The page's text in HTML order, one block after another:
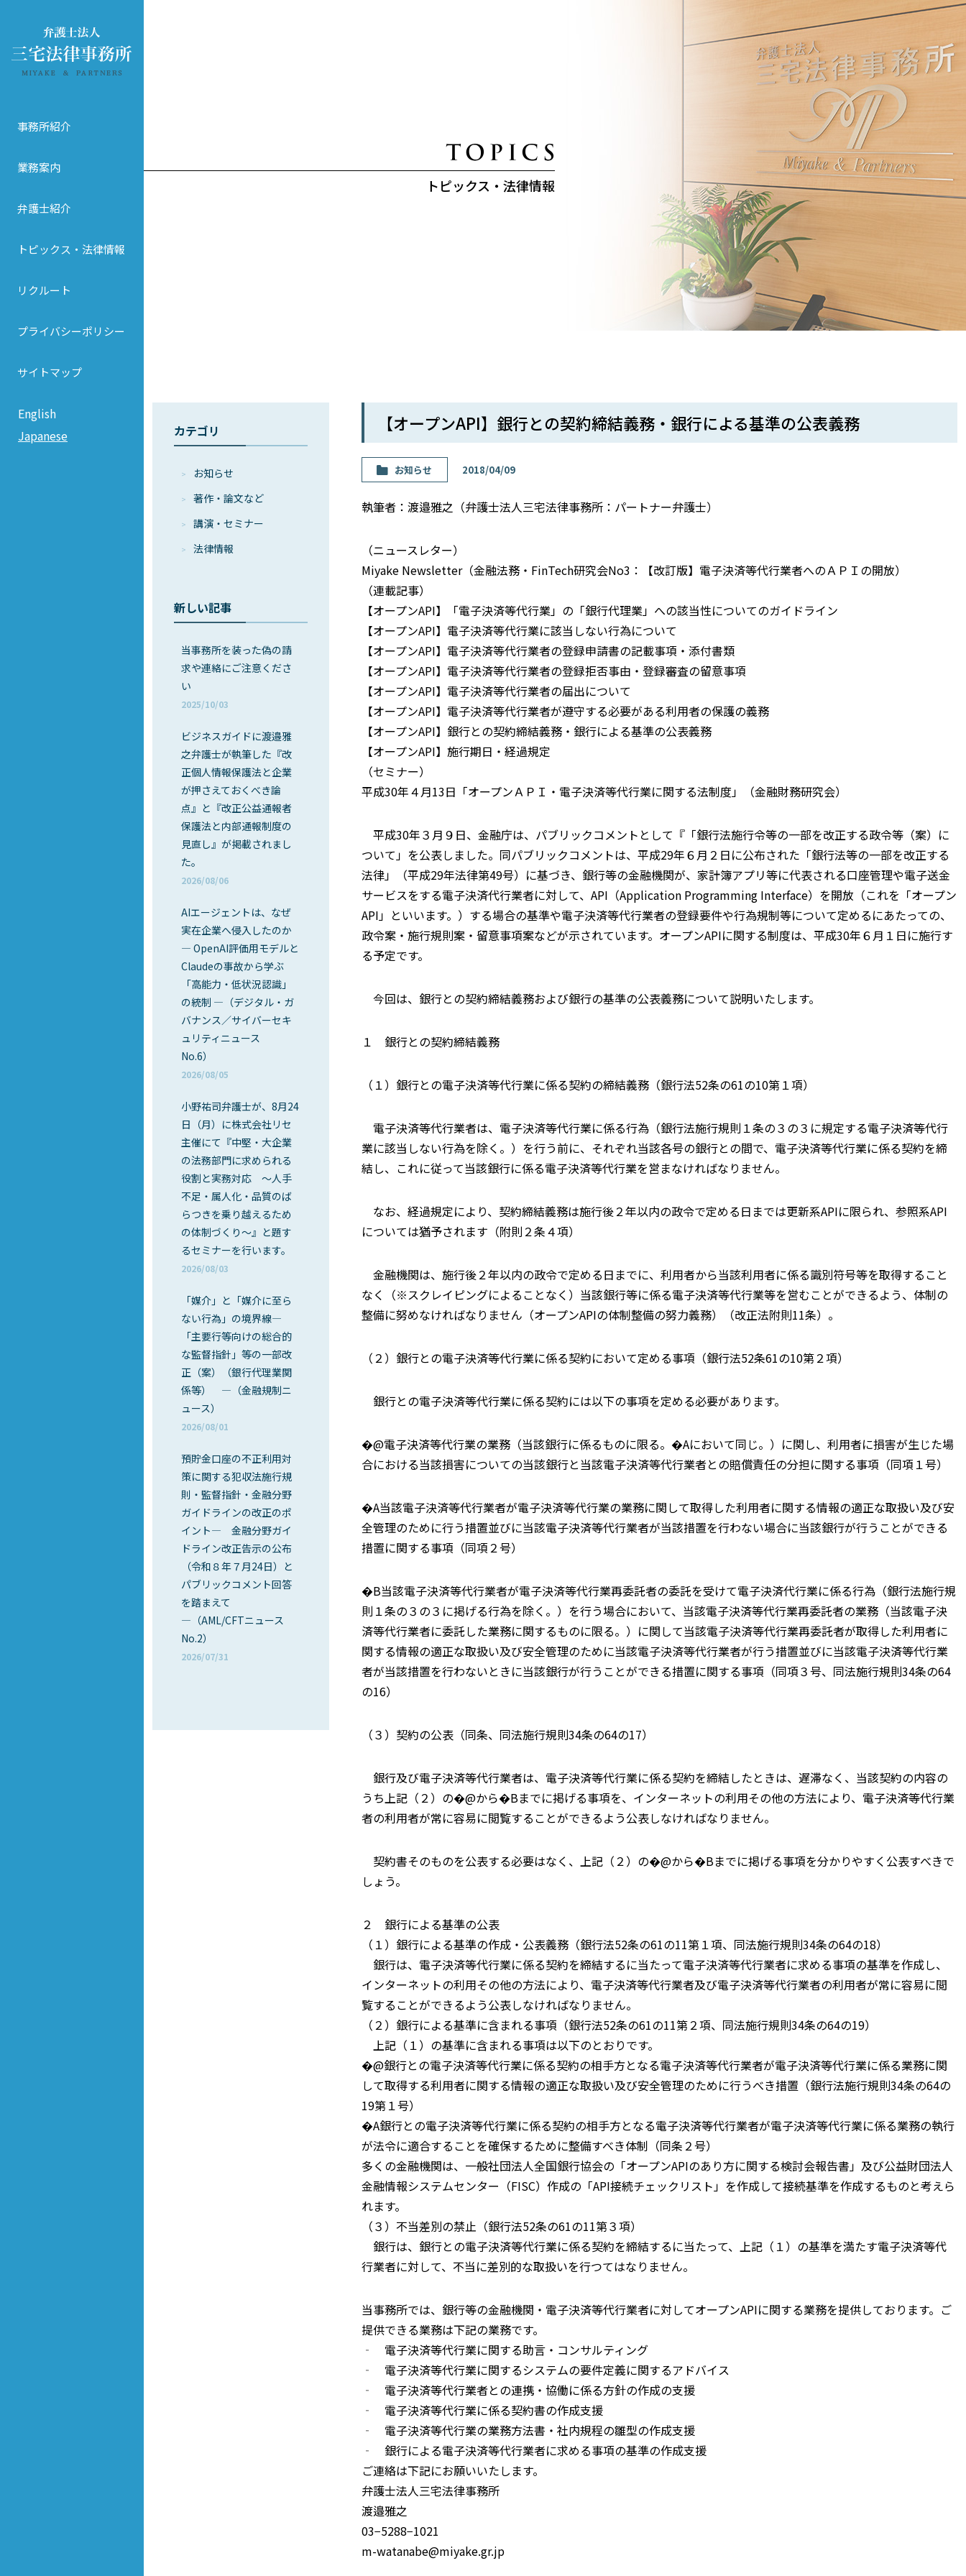
事務所紹介
業務案内
弁護士紹介
トピックス・法律情報
リクルート
プライバシーポリシー
サイトマップ
English
Japanese
トピックス・法律情報
カテゴリ
お知らせ
著作・論⽂など
講演・セミナー
法律情報
新しい記事
当事務所を装った偽の請
求や連絡にご注意くださ
い
2025/10/03
ビジネスガイドに渡邉雅
之弁護士が執筆した『改
正個人情報保護法と企業
が押さえておくべき論
点』と『改正公益通報者
保護法と内部通報制度の
見直し』が掲載されまし
た。
2026/08/06
AIエージェントは、なぜ
実在企業へ侵入したのか
― OpenAI評価用モデルと
Claudeの事故から学ぶ
「高能力・低状況認識」
の統制 ―（デジタル・ガ
バナンス／サイバーセキ
ュリティニュース
No.6）
2026/08/05
小野祐司弁護士が、8月24
日（月）に株式会社リセ
主催にて『中堅・大企業
の法務部門に求められる
役割と実務対応 ～人手
不足・属人化・品質のば
らつきを乗り越えるため
の体制づくり～』と題す
るセミナーを行います。
2026/08/03
「媒介」と「媒介に至ら
ない行為」の境界線―
「主要行等向けの総合的
な監督指針」等の一部改
正（案）（銀行代理業関
係等） ―（金融規制ニ
ュース）
2026/08/01
預貯金口座の不正利用対
策に関する犯収法施行規
則・監督指針・金融分野
ガイドラインの改正のポ
イント― 金融分野ガイ
ドライン改正告示の公布
（令和８年７月24日）と
パブリックコメント回答
を踏まえて
―（AML/CFTニュース
No.2）
2026/07/31
【オープンAPI】銀行との契約締結義務・銀行による基準の公表義務
お知らせ 2018/04/09
執筆者：渡邉雅之（弁護士法人三宅法律事務所：パートナー弁護士）
（ニュースレター）
Miyake Newsletter（金融法務・FinTech研究会No3：【改訂版】電子決済等代行業者へのＡＰＩの開放）
（連載記事）
【オープンAPI】「電子決済等代行業」の「銀行代理業」への該当性についてのガイドライン
【オープンAPI】電子決済等代行業に該当しない行為について
【オープンAPI】電子決済等代行業者の登録申請書の記載事項・添付書類
【オープンAPI】電子決済等代行業者の登録拒否事由・登録審査の留意事項
【オープンAPI】電子決済等代行業者の届出について
【オープンAPI】電子決済等代行業者が遵守する必要がある利用者の保護の義務
【オープンAPI】銀行との契約締結義務・銀行による基準の公表義務
【オープンAPI】施行期日・経過規定
（セミナー）
平成30年４月13日「オープンＡＰＩ・電子決済等代行業に関する法制度」（金融財務研究会）
平成30年３月９日、金融庁は、パブリックコメントとして『「銀行法施行令等の一部を改正する政令等（案）に
ついて」を公表しました。同パブリックコメントは、平成29年６月２日に公布された「銀行法等の一部を改正する
法律」（平成29年法律第49号）に基づき、銀行等の金融機関が、家計簿アプリ等に代表される口座管理や電子送金
サービスをする電子決済代行業者に対して、API（Application Programming Interface）を開放（これを「オープン
API」といいます。）する場合の基準や電子決済等代行業者の登録要件や行為規制等について定めるにあたっての、
政令案・施行規則案・留意事項案などが示されています。オープンAPIに関する制度は、平成30年６月１日に施行す
る予定です。
今回は、銀行との契約締結義務および銀行の基準の公表義務について説明いたします。
１ 銀行との契約締結義務
（１）銀行との電子決済等代行業に係る契約の締結義務（銀行法52条の61の10第１項）
電子決済等代行業者は、電子決済等代行業に係る行為（銀行法施行規則１条の３の３に規定する電子決済等代行
業に該当しない行為を除く。）を行う前に、それぞれ当該各号の銀行との間で、電子決済等代行業に係る契約を締
結し、これに従って当該銀行に係る電子決済等代行業を営まなければなりません。
なお、経過規定により、契約締結義務は施行後２年以内の政令で定める日までは更新系APIに限られ、参照系API
については猶予されます（附則２条４項）
金融機関は、施行後２年以内の政令で定める日までに、利用者から当該利用者に係る識別符号等を取得すること
なく（※スクレイピングによることなく）当該銀行等に係る電子決済等代行業等を営むことができるよう、体制の
整備に努めなければなりません（オープンAPIの体制整備の努力義務）（改正法附則11条）。
（２）銀行との電子決済等代行業に係る契約において定める事項（銀行法52条61の10第２項）
銀行との電子決済等代行業に係る契約には以下の事項を定める必要があります。
�@電子決済等代行業の業務（当該銀行に係るものに限る。�Aにおいて同じ。）に関し、利用者に損害が生じた場
合における当該損害についての当該銀行と当該電子決済等代行業者との賠償責任の分担に関する事項（同項１号）
�A当該電子決済等代行業者が電子決済等代行業の業務に関して取得した利用者に関する情報の適正な取扱い及び安
全管理のために行う措置並びに当該電子決済等代行業者が当該措置を行わない場合に当該銀行が行うことができる
措置に関する事項（同項２号）
�B当該電子決済等代行業者が電子決済等代行業再委託者の委託を受けて電子決済代行業に係る行為（銀行法施行規
則１条の３の３に掲げる行為を除く。）を行う場合において、当該電子決済等代行業再委託者の業務（当該電子決
済等代行業者に委託した業務に関するものに限る。）に関して当該電子決済等代行業再委託者が取得した利用者に
関する情報の適正な取扱い及び安全管理のために当該電子決済等代行業者が行う措置並びに当該電子決済等代行業
者が当該措置を行わないときに当該銀行が行うことができる措置に関する事項（同項３号、同法施行規則34条の64
の16）
（３）契約の公表（同条、同法施行規則34条の64の17）
銀行及び電子決済等代行業者は、電子決済等代行業に係る契約を締結したときは、遅滞なく、当該契約の内容の
うち上記（２）の�@から�Bまでに掲げる事項を、インターネットの利用その他の方法により、電子決済等代行業
者の利用者が常に容易に閲覧することができるよう公表しなければなりません。
契約書そのものを公表する必要はなく、上記（２）の�@から�Bまでに掲げる事項を分かりやすく公表すべきで
しょう。
２ 銀行による基準の公表
（１）銀行による基準の作成・公表義務（銀行法52条の61の11第１項、同法施行規則34条の64の18）
銀行は、電子決済等代行業に係る契約を締結するに当たって電子決済等代行業者に求める事項の基準を作成し、
インターネットの利用その他の方法により、電子決済等代行業者及び電子決済等代行業者の利用者が常に容易に閲
覧することができるよう公表しなければなりません。
（２）銀行による基準に含まれる事項（銀行法52条の61の11第２項、同法施行規則34条の64の19）
上記（１）の基準に含まれる事項は以下のとおりです。
�@銀行との電子決済等代行業に係る契約の相手方となる電子決済等代行業者が電子決済等代行業に係る業務に関
して取得する利用者に関する情報の適正な取扱い及び安全管理のために行うべき措置（銀行法施行規則34条の64の
19第１号）
�A銀行との電子決済等代行業に係る契約の相手方となる電子決済等代行業者が電子決済等代行業に係る業務の執行
が法令に適合することを確保するために整備すべき体制（同条２号）
多くの金融機関は、一般社団法人全国銀行協会の「オープンAPIのあり方に関する検討会報告書」及び公益財団法人
金融情報システムセンター（FISC）作成の「API接続チェックリスト」を作成して接続基準を作成するものと考えら
れます。
（３）不当差別の禁止（銀行法52条の61の11第３項）
銀行は、銀行との電子決済等代行業に係る契約を締結するに当たって、上記（１）の基準を満たす電子決済等代
行業者に対して、不当に差別的な取扱いを行つてはなりません。
当事務所では、銀行等の金融機関・電子決済等代行業者に対してオープンAPIに関する業務を提供しております。ご
提供できる業務は下記の業務です。
‐ 電子決済等代行業に関する助言・コンサルティング
‐ 電子決済等代行業に関するシステムの要件定義に関するアドバイス
‐ 電子決済等代行業者との連携・協働に係る方針の作成の支援
‐ 電子決済等代行業に係る契約書の作成支援
‐ 電子決済等代行業の業務方法書・社内規程の雛型の作成支援
‐ 銀行による電子決済等代行業者に求める事項の基準の作成支援
ご連絡は下記にお願いいたします。
弁護士法人三宅法律事務所
渡邉雅之
03−5288−1021
m-watanabe@miyake.gr.jp